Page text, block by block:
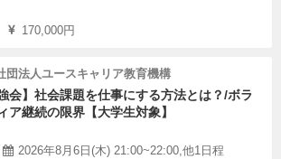
170,000円
団法人ユースキャリア教育機構
強会】社会課題を仕事にする方法とは？/ボラ
ア継続の限界【大学生対象】
2026年8月6日(木) 21:00~22:00,他1日程